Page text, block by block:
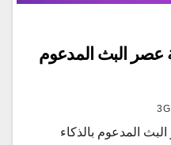
عصر البث المدعوم
المدعوم بالذكاء